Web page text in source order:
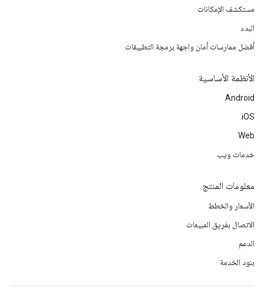
مستكشف الإمكانات
البدء
أفضل ممارسات أمان واجهة برمجة التطبيقات
الأنظمة الأساسية
Android
iOS
Web
خدمات ويب
معلومات المنتج
الأسعار والخطط
الاتصال بفريق المبيعات
الدعم
بنود الخدمة